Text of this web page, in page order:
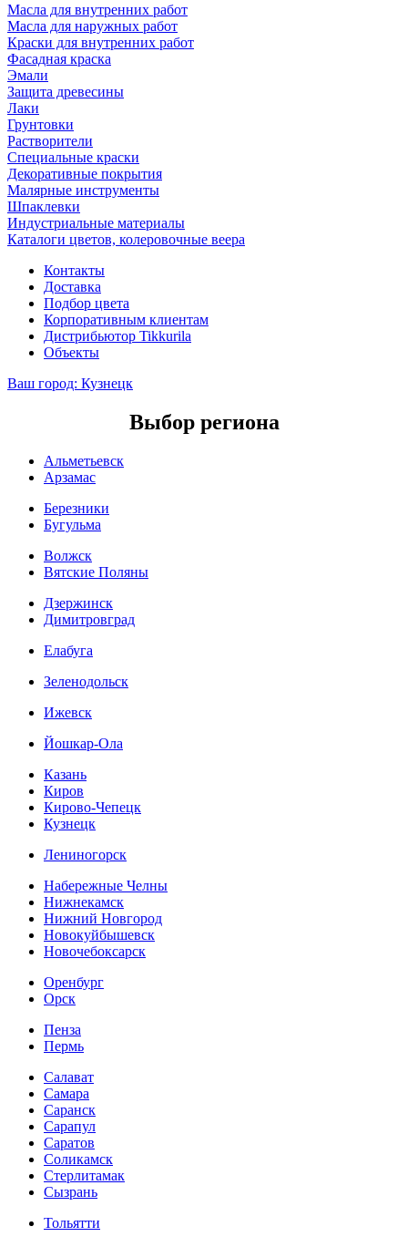
Масла для внутренних работ
Масла для наружных работ
Краски для внутренних работ
Фасадная краска
Эмали
Защита древесины
Лаки
Грунтовки
Растворители
Специальные краски
Декоративные покрытия
Малярные инструменты
Шпаклевки
Индустриальные материалы
Каталоги цветов, колеровочные веера
Контакты
Доставка
Подбор цвета
Корпоративным клиентам
Дистрибьютор Tikkurila
Объекты
Ваш город: Кузнецк
Выбор региона
Альметьевск
Арзамас
Березники
Бугульма
Волжск
Вятские Поляны
Дзержинск
Димитровград
Елабуга
Зеленодольск
Ижевск
Йошкар-Ола
Казань
Киров
Кирово-Чепецк
Кузнецк
Лениногорск
Набережные Челны
Нижнекамск
Нижний Новгород
Новокуйбышевск
Новочебоксарск
Оренбург
Орск
Пенза
Пермь
Салават
Самара
Саранск
Сарапул
Саратов
Соликамск
Стерлитамак
Сызрань
Тольятти